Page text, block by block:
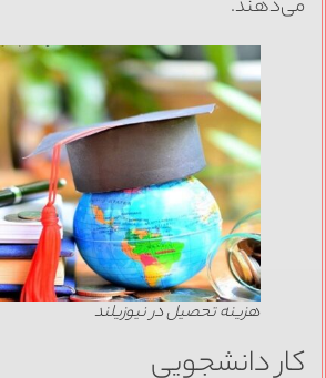
هزینه تحصیل در نیوزیلند
دانشجویی